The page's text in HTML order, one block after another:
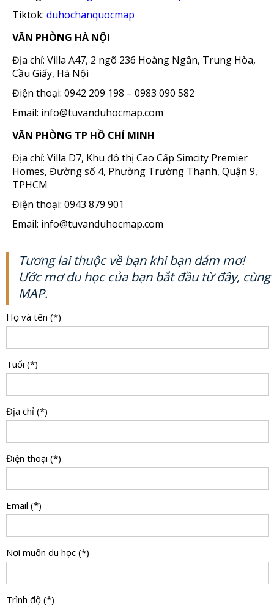
Tiktok: duhochanquocmap
VĂN PHÒNG HÀ NỘI
Địa chỉ: Villa A47, 2 ngõ 236 Hoàng Ngân, Trung Hòa,
Cầu Giấy, Hà Nội
Điện thoại: 0942 209 198 – 0983 090 582
Email: info@tuvanduhocmap.com
VĂN PHÒNG TP HỒ CHÍ MINH
Địa chỉ: Villa D7, Khu đô thị Cao Cấp Simcity Premier
Homes, Đường số 4, Phường Trường Thạnh, Quận 9,
TPHCM
Điện thoại: 0943 879 901
Email: info@tuvanduhocmap.com
Tương lai thuộc về bạn khi bạn dám mơ!
Ước mơ du học của bạn bắt đầu từ đây, cùng
MAP.
Họ và tên (*)
Tuổi (*)
Địa chỉ (*)
Điện thoại (*)
Email (*)
Nơi muốn du học (*)
Trình độ (*)